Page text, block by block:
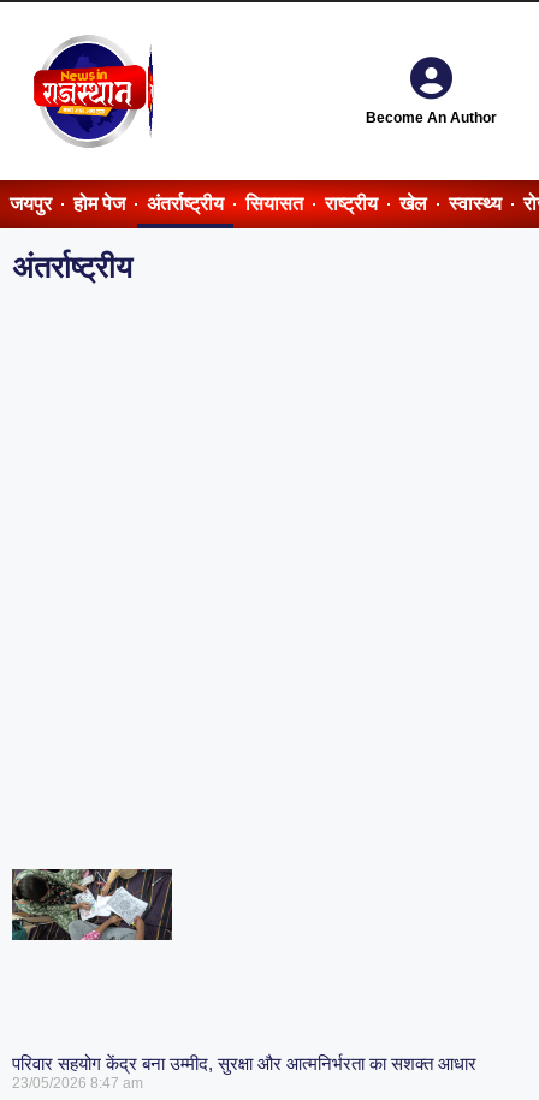
Become An Author
जयपुर होम पेज अंतर्राष्ट्रीय सियासत राष्ट्रीय खेल स्वास्थ्य
अंतर्राष्ट्रीय
परिवार सहयोग केंद्र बना उम्मीद, सुरक्षा और आत्मनिर्भरता का सशक्त आधार
23/05/2026 8:47 am